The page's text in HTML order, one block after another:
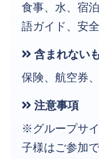
食事、水、宿
語ガイド、安
含まれない
保険、航空券
注意事項
※グループサ
子様はご参加